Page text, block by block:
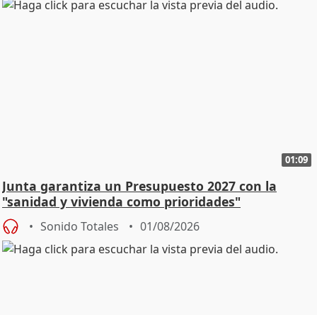
01:09
Junta garantiza un Presupuesto 2027 con la
"sanidad y vivienda como prioridades"
Sonido Totales 01/08/2026